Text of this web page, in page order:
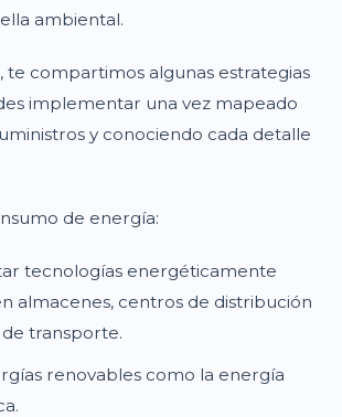
ambiental.
te compartimos algunas estrategias
implementar una vez mapeado
y conociendo cada detalle
de energía:
tecnologías energéticamente
almacenes, centros de distribución
transporte.
renovables como la energía